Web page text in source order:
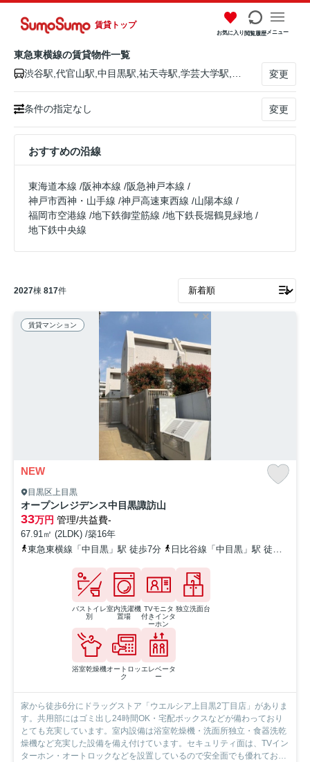
賃貸トップ
お気に入り閲覧履歴メニュー
東急東横線の賃貸物件一覧
変更
条件の指定なし 変更
おすすめの沿線
東海道本線 /阪神本線 /阪急神戸本線 /
神戸市西神・山手線 /神戸高速東西線 /山陽本線 /
福岡市空港線 /地下鉄御堂筋線 /地下鉄長堀鶴見緑地 /
地下鉄中央線
2027棟 817件
賃貸マンション
NEW
目黒区上目黒
オープンレジデンス中目黒諏訪山
33万円 管理/共益費-
67.91㎡ (2LDK) /築16年
東急東横線「中目黒」駅 徒歩7分
日比谷線「中目黒」駅 徒歩7分
バストイレ
別
室内洗濯機
置場
TVモニタ
付きインタ
ーホン
独立洗面台
浴室乾燥機オートロッ
ク
エレベータ
ー
家から徒歩6分にドラッグストア「ウエルシア上目黒2丁目店」がありま
す。共用部にはゴミ出し24時間OK・宅配ボックスなどが備わっており
とても充実しています。室内設備は浴室乾燥機・洗面所独立・食器洗乾
燥機など充実した設備を備え付けています。セキュリティ面は、TVイン
ターホン・オートロックなどを設置しているので安全面でも優れており